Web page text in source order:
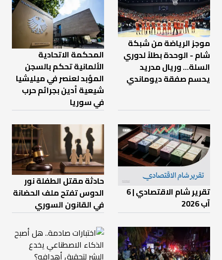
موجز الرياضة من شبكة
شام - الوحدة بطلاً لدوري
السلة... وريال مدريد
يحسم صفقة ديوماندي
المحكمة الاتحادية
الألمانية تحكم بالسجن
المؤبد لعنصر في ميليشيا
شيعية أدين بجرائم حرب
في سوريا
تقرير شام الاقتصادي | 6
آب 2026
حادثة مقتل الطفلة نور
الدوس تفتح ملف الحضانة
في القانون السوري